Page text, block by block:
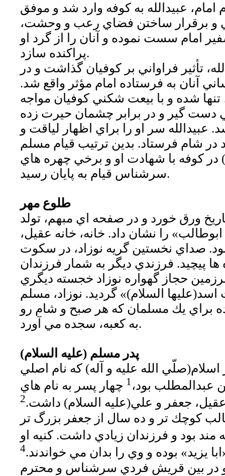
امام، عبيدالله به كوفه وارد شد و موفق
و برقرار ساختن فضاي رعب و وحشت،
امام سست نموده و آنان را از گرد او
پراكنده سازد.
تأثير فراواني بر كوفيان گذاشت و در
آنان به فرستاده امام مؤثر واقع شد.
تنها شده و با بيعت شكني كوفيان مواجه
دست گير و در برابر چشمان حيرت زده
عبيدالله سر او را براي اظهار لياقت و
در شام فرستاد. بدين ترتيب قيام مسلم
در كوفه با شهادت او و برخي چهره هاي
سرشناس قيام به پايان رسيد.
طلوع مهر
ورق خورد و در صفحه اي مبهم، تولد
را نشان داد. خانه، خانه عقيل،
صداي نخستين گريه نوزاد، در سكوت
پيچيد. فرزندي ديگر به شمار فرزندان
حجاز گهواره نوزاد خجسته ديگري
اسد(عليها السلام)» گرديد. نوزاد، مسلم
براي يك مسلمان كه هر صبح و شام رو
به كعبه، سجده مي آورد.
پدر مسلم (عليه السلام)
الله عليه و آله) كه نام اصلي
عبدالمطلب بود،1 چهار پسر به نام هاي
جعفر و علي(عليه السلام) داشت.2
كوچك تر و ده سال از جعفر بزرگ تر
بود و فرزندان زيادي داشت. كنيه او
يزيد» بوده و وي را بدان مي خواندند.4
و در بين قريش فردي سرشناس و محترم